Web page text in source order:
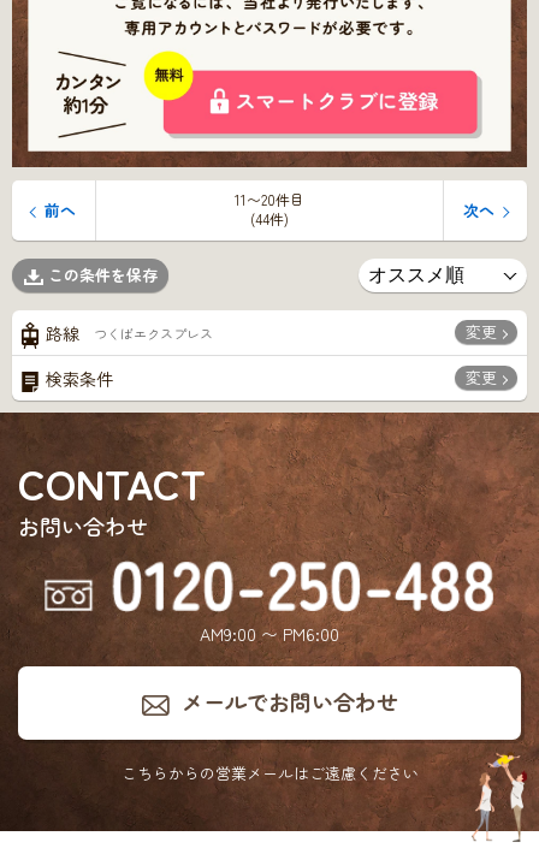
11〜20件目
(44件)
前へ 次へ
この条件を保存
路線 つくばエクスプレス 変更
検索条件 変更
CONTACT
お問い合わせ
AM9:00 〜 PM6:00
メールでお問い合わせ
こちらからの営業メールはご遠慮ください